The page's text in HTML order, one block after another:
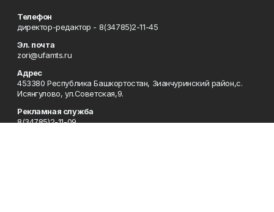
Телефон
директор-редактор - 8(34785)2-11-45
Эл. почта
zori@ufamts.ru
Адрес
453380 Республика Башкортостан, Зианчуринский район,с.
Исянгулово, ул.Советская,9.
Рекламная служба
8(34785)2-11-09